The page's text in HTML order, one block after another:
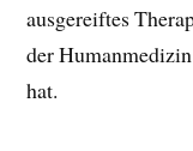
ausgereiftes
der
hat.